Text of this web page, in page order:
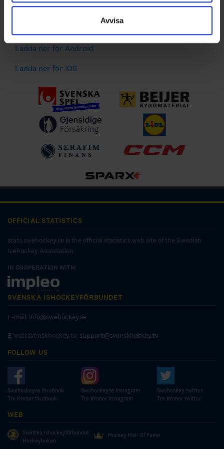
samlat in när du har använt deras tjänster.
Avvisa
Spelarstatistik
Följ ditt favoritlag och få pushnotiser vid viktiga
Ladda ner för Android
Ladda ner för IOS
OFFICIAL STATISTICS
stats.swehockey.se is the official statistics web site of the Swedish
Icehockey Association.
IN COOPERATION WITH:
SVENSKA ISHOCKEYFÖRBUNDET
E-mail: info@swehockey.se
E-mail:svenskhockey.tv: support@svenskhockey.tv
FOLLOW US
Swehockeyse facebook
Tre Kronor facebook
Swehockeyse Instagram
Tre Kronor instagram
Swehockey twitter
Tre Kronor twitter
WEB
Svenska Ishockeyförbundet
Hockeyboken
Hockey Hall Of Fame